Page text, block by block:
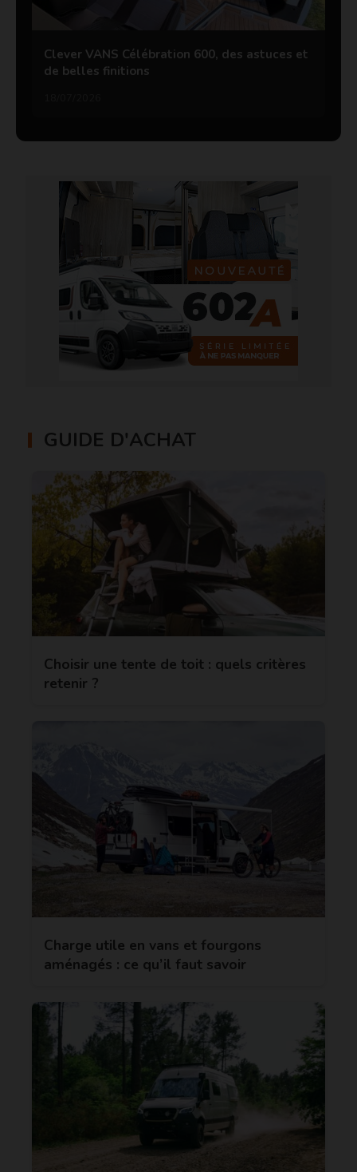
Clever VANS Célébration 600, des astuces et
de belles finitions
GUIDE D'ACHAT
Choisir une tente de toit : quels critères
retenir ?
Charge utile en vans et fourgons
aménagés : ce qu’il faut savoir